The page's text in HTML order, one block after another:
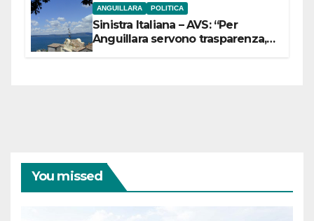
ANGUILLARA POLITICA
Sinistra Italiana – AVS: “Per
Anguillara servono trasparenza,
You missed